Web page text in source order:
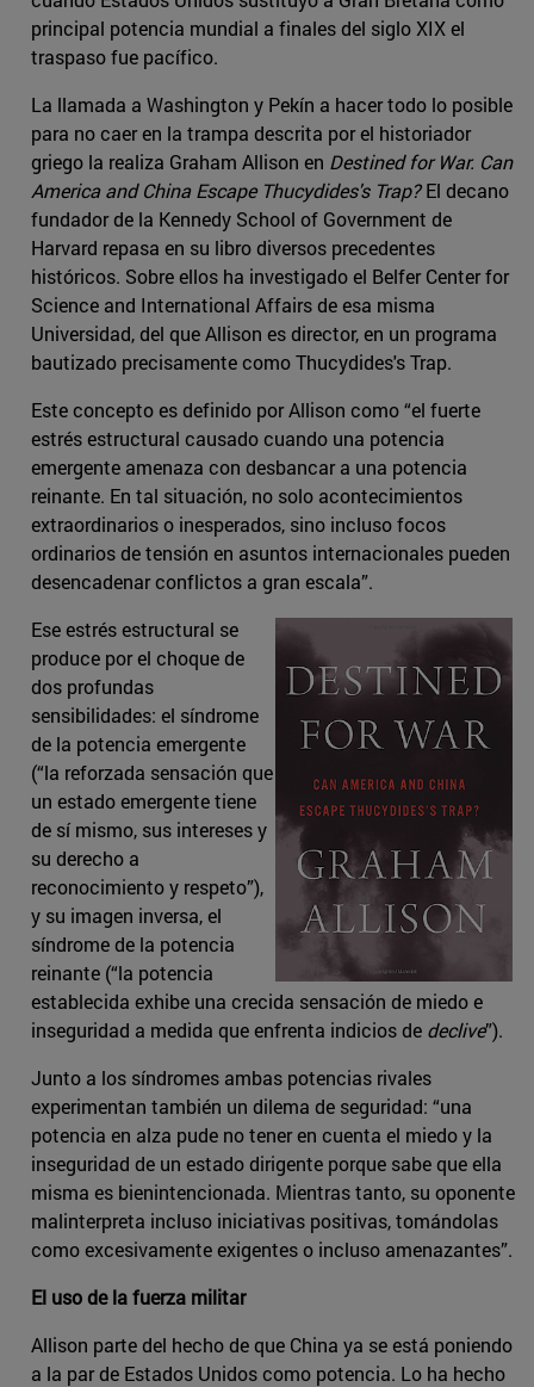
principal potencia mundial a finales del siglo XIX el
traspaso fue pacífico.
La llamada a Washington y Pekín a hacer todo lo posible
para no caer en la trampa descrita por el historiador
griego la realiza Graham Allison en Destined for War. Can
America and China Escape Thucydides's Trap?El decano
fundador de la Kennedy School of Government de
Harvard repasa en su libro diversos precedentes
históricos. Sobre ellos ha investigado el Belfer Center for
Science and International Affairs de esa misma
Universidad, del que Allison es director, en un programa
bautizado precisamente como Thucydides's Trap.
Este concepto es definido por Allison como “el fuerte
estrés estructural causado cuando una potencia
emergente amenaza con desbancar a una potencia
reinante. En tal situación, no solo acontecimientos
extraordinarios o inesperados, sino incluso focos
ordinarios de tensión en asuntos internacionales pueden
desencadenar conflictos a gran escala”.
Ese estrés estructural se
produce por el choque de
dos profundas
sensibilidades: el síndrome
de la potencia emergente
(“la reforzada sensación que
un estado emergente tiene
de sí mismo, sus intereses y
su derecho a
reconocimiento y respeto”),
y su imagen inversa, el
síndrome de la potencia
reinante (“la potencia
establecida exhibe una crecida sensación de miedo e
inseguridad a medida que enfrenta indicios de declive”).
Junto a los síndromes ambas potencias rivales
experimentan también un dilema de seguridad: “una
potencia en alza pude no tener en cuenta el miedo y la
inseguridad de un estado dirigente porque sabe que ella
misma es bienintencionada. Mientras tanto, su oponente
malinterpreta incluso iniciativas positivas, tomándolas
como excesivamente exigentes o incluso amenazantes”.
El uso de la fuerza militar
Allison parte del hecho de que China ya se está poniendo
a la par de Estados Unidos como potencia. Lo ha hecho